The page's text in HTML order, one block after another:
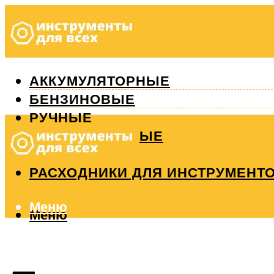
АККУМУЛЯТОРНЫЕ
БЕНЗИНОВЫЕ
РУЧНЫЕ
ИЗМЕРИТЕЛЬНЫЕ
РЕМОНТ
РАСХОДНИКИ ДЛЯ
Меню
Меню